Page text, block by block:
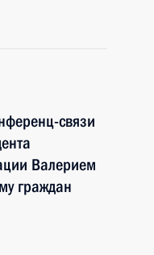
связи
Валерием
граждан